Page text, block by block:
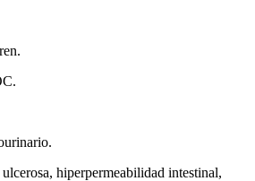
hiperpermeabilidad intestinal,